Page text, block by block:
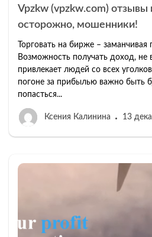
Vpzkw (vpzkw.com)
осторожно, мошенники!
Торговать на бирже –
Возможность получать доход, не
привлекает людей со всех
погоне за прибылью важно быть
попасться...
Ксения Калинина 13